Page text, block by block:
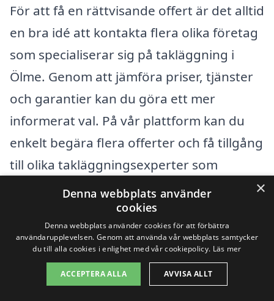
För att få en rättvisande offert är det alltid
en bra idé att kontakta flera olika företag
som specialiserar sig på takläggning i
Ölme. Genom att jämföra priser, tjänster
och garantier kan du göra ett mer
informerat val. På vår plattform kan du
enkelt begära flera offerter och få tillgång
till olika takläggningsexperter som
verkligen känner till den lokala
marknaden. Detta gör det möjligt för dig
att snabbt och smidigt få ett bra pris för
din takläggning och samtidigt säkerställa
att arbetet utförs av kompetenta
×
Denna webbplats använder
cookies
Denna webbplats använder cookies för att förbättra
användarupplevelsen. Genom att använda vår webbplats samtycker
du till alla cookies i enlighet med vår cookiepolicy. Läs mer
ACCEPTERA ALLA AVVISA ALLT